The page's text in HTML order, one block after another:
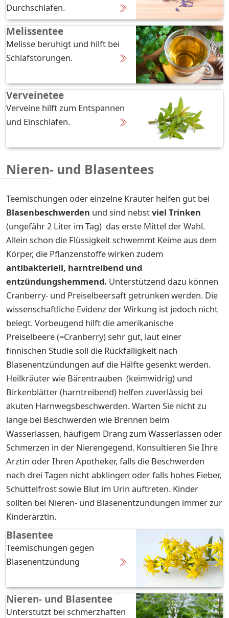
Durchschlafen.
Melissentee
Melisse beruhigt und hilft bei
Schlafstörungen.
Verveinetee
Verveine hilft zum Entspannen
und Einschlafen.
Nieren- und Blasentees
Teemischungen oder einzelne Kräuter helfen gut bei
Blasenbeschwerden und sind nebstviel Trinken
(ungefähr 2 Liter im Tag) das erste Mittel der Wahl.
Allein schon die Flüssigkeit schwemmt Keime aus dem
Körper, die Pflanzenstoffe wirken zudem
antibakteriell, harntreibend und
entzündungshemmend. Unterstützend dazu können
Cranberry- und Preiselbeersaft getrunken werden. Die
wissenschaftliche Evidenz der Wirkung ist jedoch nicht
belegt. Vorbeugend hilft die amerikanische
Preiselbeere (=Cranberry) sehr gut, laut einer
finnischen Studie soll die Rückfälligkeit nach
Blasenentzündungen auf die Hälfte gesenkt werden.
Heilkräuter wie Bärentrauben (keimwidrig) und
Birkenblätter (harntreibend) helfen zuverlässig bei
akuten Harnwegsbeschwerden. Warten Sie nicht zu
lange bei Beschwerden wie Brennen beim
Wasserlassen, häufigem Drang zum Wasserlassen oder
Schmerzen in der Nierengegend. Konsultieren Sie Ihre
Ärztin oder Ihren Apotheker, falls die Beschwerden
nach drei Tagen nicht abklingen oder falls hohes Fieber,
Schüttelfrost sowie Blut im Urin auftreten. Kinder
sollten bei Nieren- und Blasenentzündungen immer zur
Kinderärztin.
Blasentee
Teemischungen gegen
Blasenentzündung
Nieren- und Blasentee
Unterstützt bei schmerzhaften